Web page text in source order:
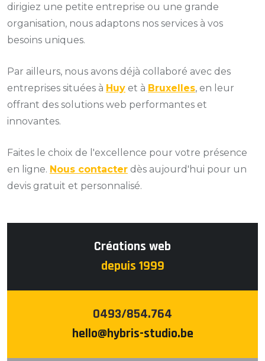
dirigiez une petite entreprise ou une grande
organisation, nous adaptons nos services à vos
besoins uniques.
Par ailleurs, nous avons déjà collaboré avec des
entreprises situées à Huy et à Bruxelles, en leur
offrant des solutions web performantes et
innovantes.
Faites le choix de l'excellence pour votre présence
en ligne. Nous contacter dès aujourd'hui pour un
devis gratuit et personnalisé.
Créations web
depuis 1999
0493/854.764
hello@hybris-studio.be